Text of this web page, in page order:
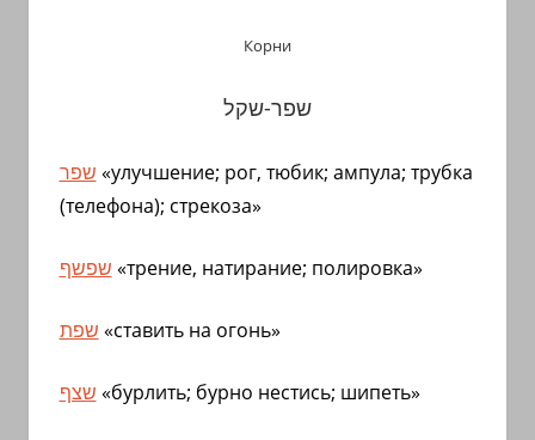
Корни
שפר-שקל
שפר «улучшение; рог, тюбик; ампула; трубка
(телефона); стрекоза»
שפשף «трение, натирание; полировка»
שפת «ставить на огонь»
שצף «бурлить; бурно нестись; шипеть»